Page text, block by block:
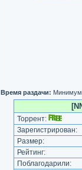
Время раздачи: Минимум
Торрент:
Зарегистрирован:
Размер:
Рейтинг:
Поблагодарили: